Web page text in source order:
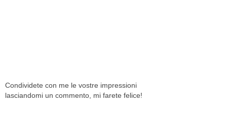
Condividete con me le vostre impressioni
lasciandomi un commento, mi farete felice!